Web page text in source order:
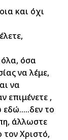
και όχι
όλα, όσα
να λέμε,
να
επιμένετε ,
το
άλλωστε
τον Χριστό,